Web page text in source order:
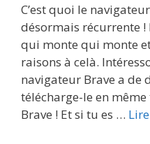
C’est quoi le
désormais récurrente !
qui monte qui monte
raisons à celà.
navigateur Brave a de
télécharge-le en
Brave ! Et si tu es …